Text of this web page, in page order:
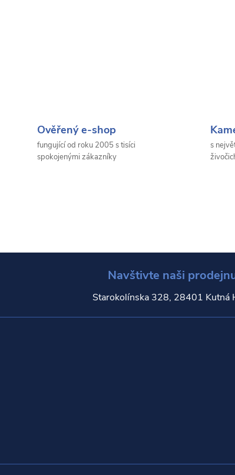
Ověřený e-shop
fungující od roku 2005 s tisíci
spokojenými zákazníky
s
Navštivte naši
Starokolínska 328, 28401 Kutná